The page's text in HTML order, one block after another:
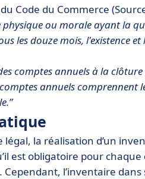
Code du Commerce
physique ou morale ayant la
les douze mois, l'existence
comptes annuels à la
annuels
légal, la réalisation d’un
est obligatoire pour
Cependant, l’inventaire